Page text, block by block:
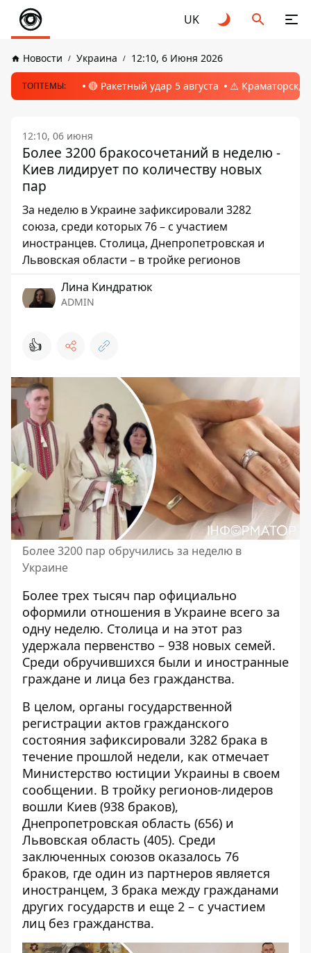
UK
Новости Украина 12:10, 6 Июня 2026
ТОПТЕМЫ: 🔴 Ракетный удар 5 августа ⚠️ Краматорск,
12:10, 06 июня
Более 3200 бракосочетаний в неделю -
Киев лидирует по количеству новых
пар
За неделю в Украине зафиксировали 3282
союза, среди которых 76 – с участием
иностранцев. Столица, Днепропетровская и
Львовская области – в тройке регионов
Лина Киндратюк
ADMIN
👍
Более 3200 пар обручились за неделю в
Украине
Более трех тысяч пар официально
оформили отношения в Украине всего за
одну неделю. Столица и на этот раз
удержала первенство – 938 новых семей.
Среди обручившихся были и иностранные
граждане и лица без гражданства.
В целом, органы государственной
регистрации актов гражданского
состояния зафиксировали 3282 брака в
течение прошлой недели, как отмечает
Министерство юстиции Украины в своем
сообщении. В тройку регионов-лидеров
вошли Киев (938 браков),
Днепропетровская область (656) и
Львовская область (405). Среди
заключенных союзов оказалось 76
браков, где один из партнеров является
иностранцем, 3 брака между гражданами
других государств и еще 2 – с участием
лиц без гражданства.